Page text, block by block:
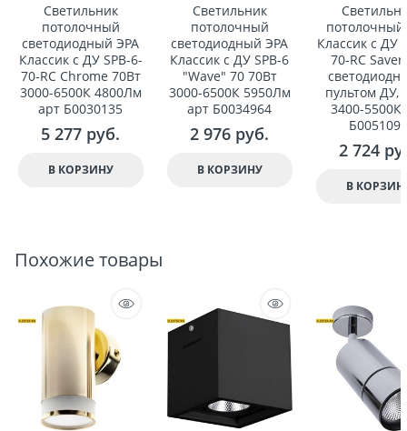
Светильник
потолочный
светодиодный ЭРА
Классик с ДУ SPB-6-
70-RC Chrome 70Вт
3000-6500К 4800Лм
арт Б0030135
5 277 руб.
В КОРЗИНУ
Светильник
потолочный
светодиодный ЭРА
Классик с ДУ SPB-6
"Wave" 70 70Вт
3000-6500К 5950Лм
арт Б0034964
2 976 руб.
В КОРЗИНУ
Классик с ДУ
70-RC
пультом ДУ,
3400-5500К
2 724
В
Похожие товары